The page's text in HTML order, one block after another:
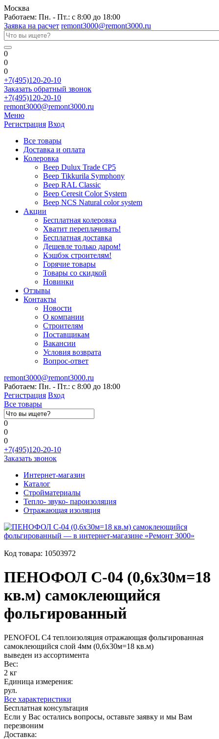
Москва
Работаем: Пн. - Пт.: с 8:00 до 18:00
Заявка на расчет remont3000@remont3000.ru
0
0
0
+7(495)120-20-10
Заказать обратный звонок
+7(495)120-20-10
remont3000@remont3000.ru
Меню
Регистрация Вход
Все товары
Доставка и оплата
Колеровка
Веер Dulux Trade CP5
Веер Tikkurila Symphony
Веер RAL Classic
Веер Ceresit Color System
Веер NCS Natural color system
Акции
Бесплатная колеровка
Хватит переплачивать!
Бесплатная доставка
Дешевле только даром!
Кэшбэк строителям!
Горячие товары
Товары со скидкой
Новинки
Отзывы
Контакты
Новости
О компании
Строителям
Поставщикам
Вакансии
Условия возврата
Вопрос-ответ
remont3000@remont3000.ru
Работаем: Пн. - Пт.: с 8:00 до 18:00
Регистрация Вход
Все товары
0
0
0
+7(495)120-20-10
Заказать звонок
Интернет-магазин
Каталог
Стройматериалы
Тепло- звуко- пароизоляция
Отражающая изоляция
Код товара: 10503972
ПЕНОФОЛ C-04 (0,6х30м=18
кв.м) самоклеющийся
фольгированный
PENOFOL C4 теплоизоляция отражающая фольгированная
самоклеющийся слой 4мм (0,6х30м=18 кв.м)
выведен из ассортимента
Вес:
2 кг
Единица измерения:
рул.
Все характеристики
Бесплатная консультация
Если у Вас остались вопросы, оставьте заявку и мы Вам
перезвоним
Доставка: